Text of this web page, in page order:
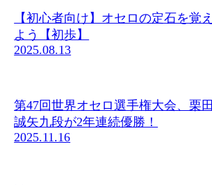
【初心者向け】オセロの定石を覚え
よう【初歩】
2025.08.13
第47回世界オセロ選手権大会、栗田
誠矢九段が2年連続優勝！
2025.11.16